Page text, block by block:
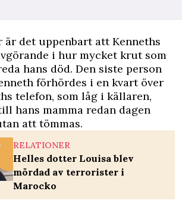
är det uppenbart att Kenneths
i hur mycket krut som
hans död. Den siste person
förhördes i en kvart över
telefon, som låg i källaren,
hans mamma redan dagen
att tömmas.
RELATIONER
Helles dotter Louisa blev
mördad av terrorister i
Marocko